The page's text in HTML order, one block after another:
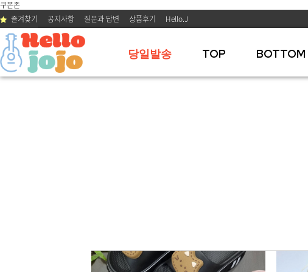
쿠폰존
즐겨찾기 공지사항 질문과 답변 상품후기 Hello.J
당일발송 TOP BOTTOM
BEST 01 BEST